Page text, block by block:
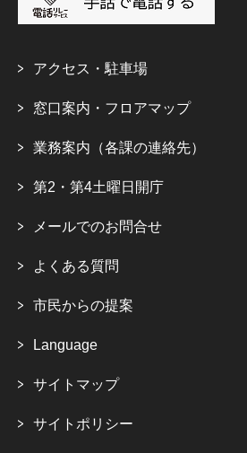
アクセス・駐車場
窓口案内・フロアマップ
業務案内（各課の連絡先）
第2・第4土曜日開庁
メールでのお問合せ
よくある質問
市民からの提案
Language
サイトマップ
サイトポリシー